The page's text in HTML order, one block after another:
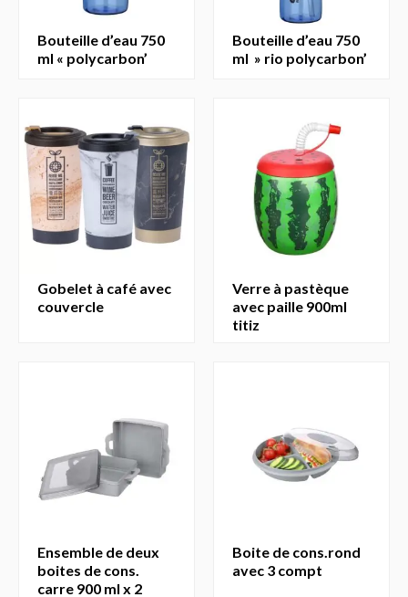
bouteille d’eau 750
ml « polycarbon’
bouteille d’eau 750
ml » rio polycarbon’
gobelet à café avec
couvercle
verre à pastèque
avec paille 900ml
titiz
ensemble de deux
boites de cons.
carre 900 ml x 2
boite de cons.rond
avec 3 compt